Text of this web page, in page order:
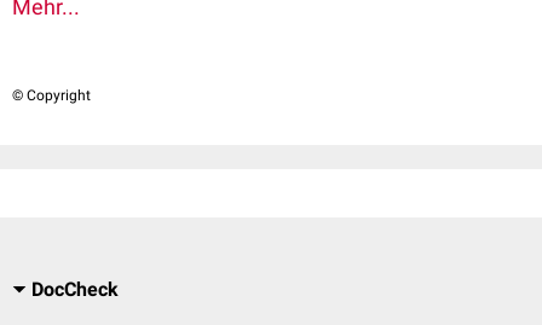
Mehr...
© Copyright
DocCheck